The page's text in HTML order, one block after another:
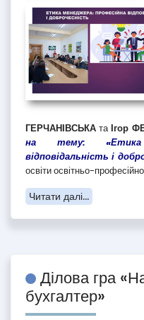
ГЕРЧАНІВСЬКА таІгор
на тему: «Етика
відповідальність і
освіти освітньо-
Читати далі...
Ділова гра
бухгалтер»